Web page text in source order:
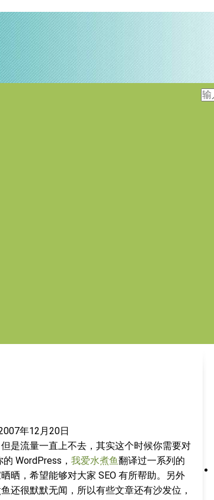
年12月20日
是流量一直上不去，其实这个时候你需要对
WordPress， 我爱水煮鱼翻译过一系列的
晒，希望能够对大家 SEO 有所帮助。另外
还很默默无闻，所以有些文章还有沙发位，